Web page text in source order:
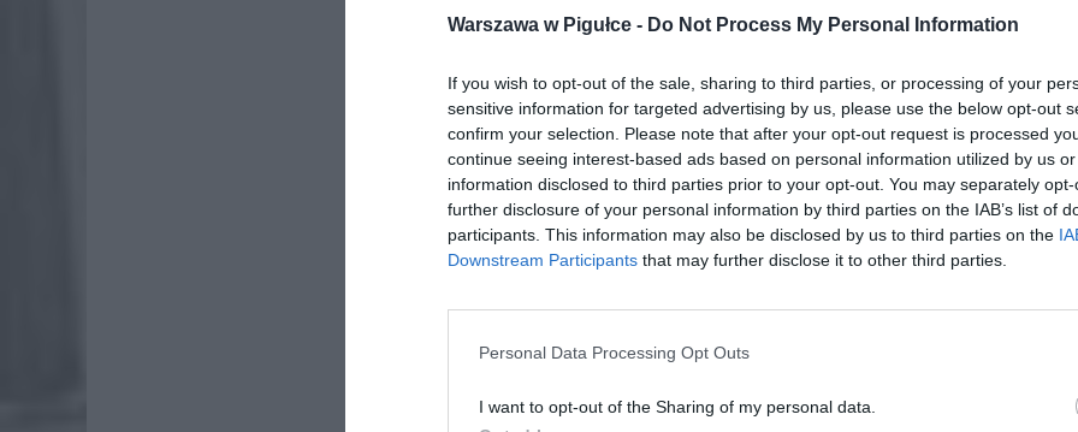
Warszawa w Pigułce - Do Not Process My Personal Information
If you wish to opt-out of the sale, sharing to third parties, or processing of your
sensitive information for targeted advertising by us, please use the below opt-out
confirm your selection. Please note that after your opt-out request is processed
continue seeing interest-based ads based on personal information utilized by us
information disclosed to third parties prior to your opt-out. You may separately
further disclosure of your personal information by third parties on the IAB’s list of
participants. This information may also be disclosed by us to third parties on the
Downstream Participants that may further disclose it to other third parties.
Personal Data Processing Opt Outs
I want to opt-out of the Sharing of my personal data.
setki tysięcy złotych, a nawet więcej. To fundamentalne prawo
nadal obowiązuje bez ograniczeń.
ad